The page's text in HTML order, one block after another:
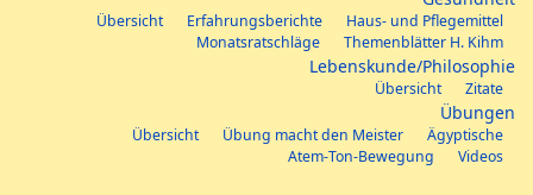
Übersicht Erfahrungsberichte
Haus- und Pflegemittel
Monatsratschläge
Themenblätter H. Kihm
Lebenskunde/Philosophie
Übersicht Zitate
Übungen
Übersicht Übung macht den Meister
Ägyptische
Atem-Ton-Bewegung
Videos